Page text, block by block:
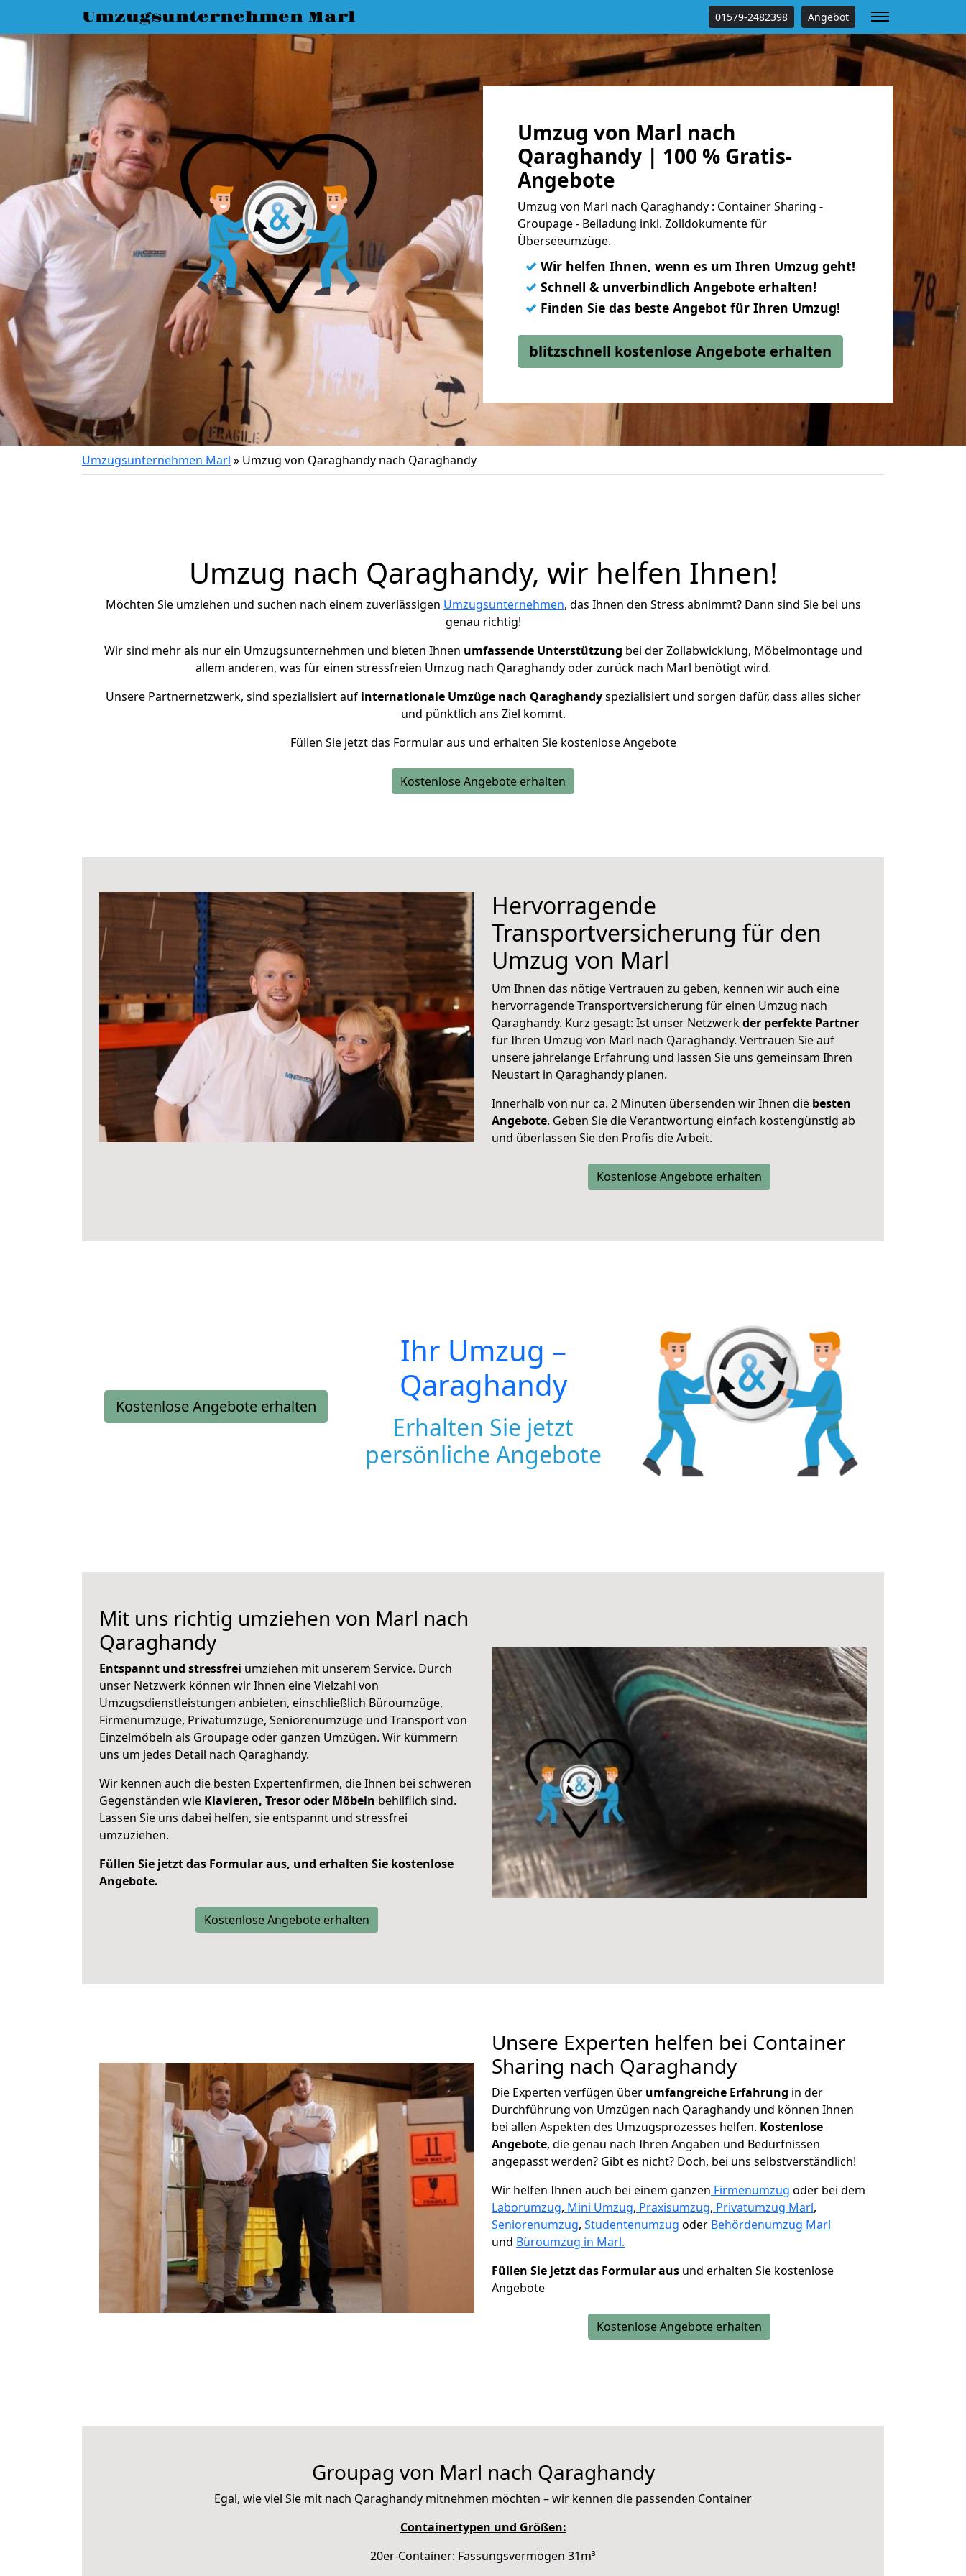
Umzugsunternehmen Marl 01579-2482398 Angebot
Umzug von Marl nach
Qaraghandy | 100 % Gratis-
Angebote
Umzug von Marl nach Qaraghandy : Container Sharing -
Groupage - Beiladung inkl. Zolldokumente für
Überseeumzüge.
✓ Wir helfen Ihnen, wenn es um Ihren Umzug geht!
✓ Schnell & unverbindlich Angebote erhalten!
✓ Finden Sie das beste Angebot für Ihren Umzug!
blitzschnell kostenlose Angebote erhalten
Umzugsunternehmen Marl » Umzug von Qaraghandy nach Qaraghandy
Umzug nach Qaraghandy, wir helfen Ihnen!
Möchten Sie umziehen und suchen nach einem zuverlässigen Umzugsunternehmen, das Ihnen den Stress abnimmt? Dann sind Sie bei uns
genau richtig!
Wir sind mehr als nur ein Umzugsunternehmen und bieten Ihnen umfassende Unterstützung bei der Zollabwicklung, Möbelmontage und
allem anderen, was für einen stressfreien Umzug nach Qaraghandy oder zurück nach Marl benötigt wird.
Unsere Partnernetzwerk, sind spezialisiert auf internationale Umzüge nach Qaraghandyspezialisiert und sorgen dafür, dass alles sicher
und pünktlich ans Ziel kommt.
Füllen Sie jetzt das Formular aus und erhalten Sie kostenlose Angebote
Kostenlose Angebote erhalten
Hervorragende
Transportversicherung für den
Umzug von Marl
Um Ihnen das nötige Vertrauen zu geben, kennen wir auch eine
hervorragende Transportversicherung für einen Umzug nach
Qaraghandy. Kurz gesagt: Ist unser Netzwerkder perfekte Partner
für Ihren Umzug von Marl nach Qaraghandy. Vertrauen Sie auf
unsere jahrelange Erfahrung und lassen Sie uns gemeinsam Ihren
Neustart in Qaraghandy planen.
Innerhalb von nur ca. 2 Minuten übersenden wir Ihnen die besten
Angebote. Geben Sie die Verantwortung einfach kostengünstig ab
und überlassen Sie den Profis die Arbeit.
Kostenlose Angebote erhalten
Kostenlose Angebote erhalten
Ihr Umzug –
Qaraghandy
Erhalten Sie jetzt
persönliche Angebote
Mit uns richtig umziehen von Marl nach
Qaraghandy
Entspannt und stressfrei umziehen mit unserem Service. Durch
unser Netzwerk können wir Ihnen eine Vielzahl von
Umzugsdienstleistungen anbieten, einschließlich Büroumzüge,
Firmenumzüge, Privatumzüge, Seniorenumzüge und Transport von
Einzelmöbeln als Groupage oder ganzen Umzügen. Wir kümmern
uns um jedes Detail nach Qaraghandy.
Wir kennen auch die besten Expertenfirmen, die Ihnen bei schweren
Gegenständen wie Klavieren, Tresor oder Möbeln behilflich sind.
Lassen Sie uns dabei helfen, sie entspannt und stressfrei
umzuziehen.
Füllen Sie jetzt das Formular aus, und erhalten Sie kostenlose
Angebote.
Kostenlose Angebote erhalten
Unsere Experten helfen bei Container
Sharing nach Qaraghandy
Die Experten verfügen über umfangreiche Erfahrung in der
Durchführung von Umzügen nach Qaraghandy und können Ihnen
bei allen Aspekten des Umzugsprozesses helfen. Kostenlose
Angebote, die genau nach Ihren Angaben und Bedürfnissen
angepasst werden? Gibt es nicht? Doch, bei uns selbstverständlich!
Wir helfen Ihnen auch bei einem ganzen Firmenumzug oder bei dem
Laborumzug, Mini Umzug, Praxisumzug, Privatumzug Marl,
Seniorenumzug, Studentenumzug oder Behördenumzug Marl
und Büroumzug in Marl.
Füllen Sie jetzt das Formular aus und erhalten Sie kostenlose
Angebote
Kostenlose Angebote erhalten
Groupag von Marl nach Qaraghandy
Egal, wie viel Sie mit nach Qaraghandy mitnehmen möchten – wir kennen die passenden Container
Containertypen und Größen:
20er-Container: Fassungsvermögen 31m³